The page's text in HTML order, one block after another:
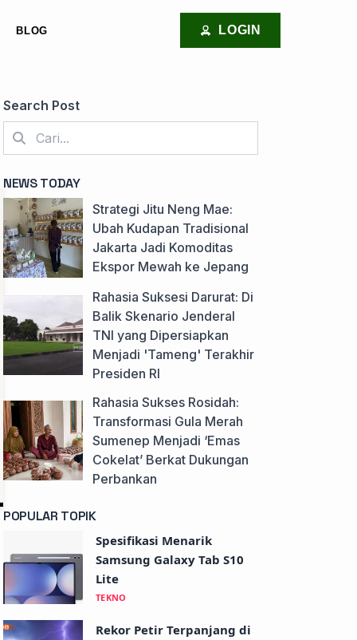
BLOG LOGIN
Search Post
NEWS TODAY
Strategi Jitu Neng Mae:
Ubah Kudapan Tradisional
Jakarta Jadi Komoditas
Ekspor Mewah ke Jepang
Rahasia Suksesi Darurat: Di
Balik Skenario Jenderal
TNI yang Dipersiapkan
Menjadi 'Tameng' Terakhir
Presiden RI
Rahasia Sukses Rosidah:
Transformasi Gula Merah
Sumenep Menjadi ‘Emas
Cokelat’ Berkat Dukungan
Perbankan
POPULAR TOPIK
Spesifikasi Menarik
Samsung Galaxy Tab S10
Lite
TEKNO
Rekor Petir Terpanjang di